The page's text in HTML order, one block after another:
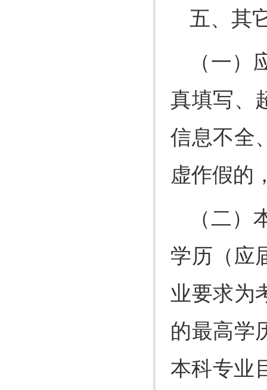
五、其
（一
真填写、
信息不全
虚作假的
（二
学历（应
业要求为
的最高学
本科专业